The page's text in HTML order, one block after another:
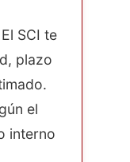
El SCI te
plazo
el
interno